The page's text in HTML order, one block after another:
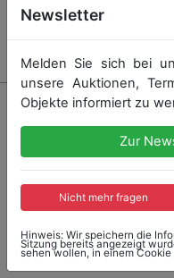
979 - MARCEL ROULEAU
Brüssel 12.Dezember
Roger Rouleau an
um die
in Belgien...Rouleau
Schrifftzug aus seinem
streichen...Rouleau fuhr
Newsletter
Melden Sie sich bei
unsere Auktionen,
Objekte informiert zu
Zur
Nicht mehr fragen
Hinweis: Wir speichern die
Sitzung bereits angezeigt
sehen wollen, in einem Cookie